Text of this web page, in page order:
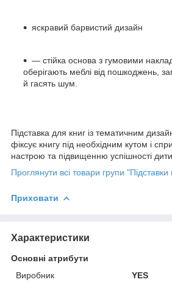
яскравий барвистий дизайн
— стійка основа з гумовими
оберігають меблі від пошкоджень,
й гасять шум.
Підставка для книг із тематичним
фіксує книгу під необхідним кутом і
настрою та підвищенню успішності
Проглянути всі товари групи "Підставки
Приховати
Характеристики
Основні атрибути
Виробник
YES